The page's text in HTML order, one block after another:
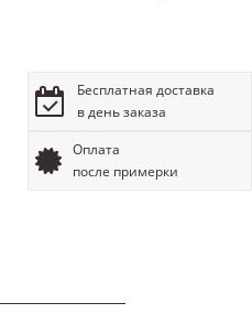
Бесплатная доставка
в день заказа
Оплата
после примерки